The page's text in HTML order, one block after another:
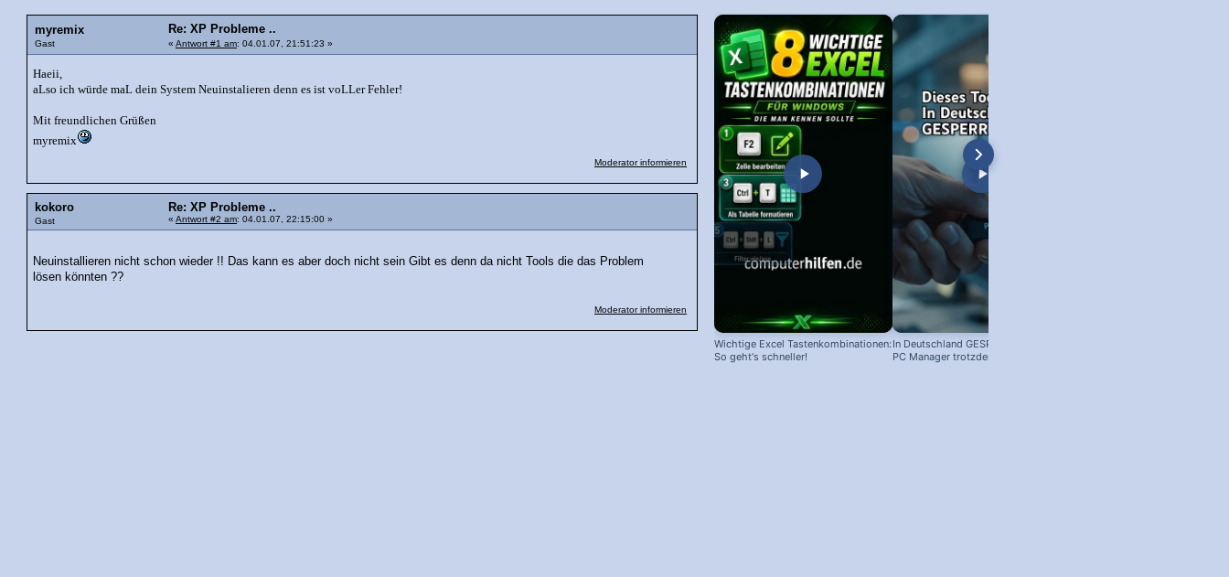
myremix
Gast
Re: XP Probleme ..
« Antwort #1 am: 04.01.07, 21:51:23 »
Haeii,
aLso ich würde maL dein System Neuinstalieren denn es ist voLLer Fehler!
Mit freundlichen Grüßen
myremix
Moderator informieren
kokoro
Gast
Re: XP Probleme ..
« Antwort #2 am: 04.01.07, 22:15:00 »
Neuinstallieren nicht schon wieder !! Das kann es aber doch nicht sein Gibt es denn da nicht Tools die das Problem
lösen könnten ??
Moderator informieren
Wichtige Excel Tastenkombinationen:
So geht's schneller!
In Deutschland GESPERRT: Microsoft
PC Manager trotzdem installieren